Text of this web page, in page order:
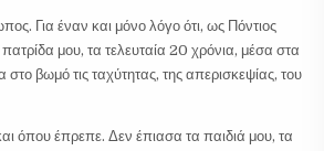
Για έναν και μόνο λόγο ότι, ως Πόντιος
μου, τα τελευταία 20 χρόνια, μέσα στα
βωμό τις ταχύτητας, της απερισκεψίας, του
όπου έπρεπε. Δεν έπιασα τα παιδιά μου, τα